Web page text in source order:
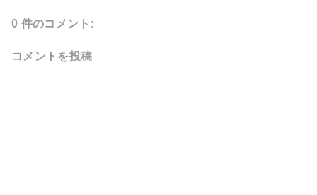
0 件のコメント:
コメントを投稿